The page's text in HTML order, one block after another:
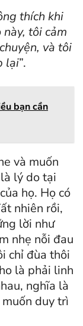
thích khi
này, tôi cảm
và tôi
lại”.
bạn cần
và muốn
lý do tại
họ. Họ có
nhiên rồi,
lời như
nhẹ nỗi đau
chỉ đùa thôi
là phải linh
nghĩa là
duy trì